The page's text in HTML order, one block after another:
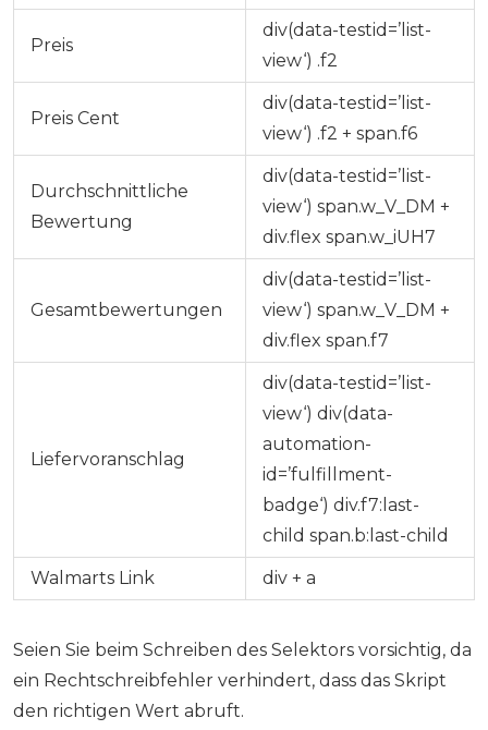
Preis
div(data-testid=’list-
view‘) .f2
Preis Cent
div(data-testid=’list-
view‘) .f2 + span.f6
Durchschnittliche
Bewertung
div(data-testid=’list-
view‘) span.w_V_DM +
div.flex span.w_iUH7
Gesamtbewertungen
div(data-testid=’list-
view‘) span.w_V_DM +
div.flex span.f7
Liefervoranschlag
div(data-testid=’list-
view‘) div(data-
automation-
id=’fulfillment-
badge‘) div.f7:last-
child span.b:last-child
Walmarts Link div + a
Seien Sie beim Schreiben des Selektors vorsichtig, da
ein Rechtschreibfehler verhindert, dass das Skript
den richtigen Wert abruft.